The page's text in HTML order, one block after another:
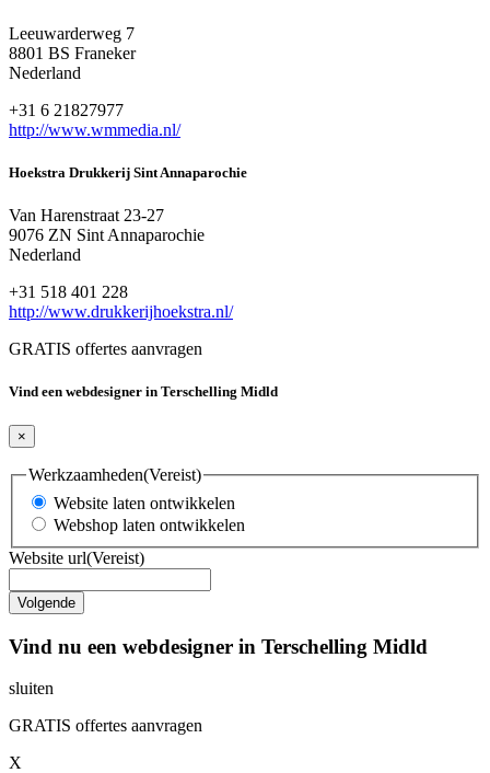
Leeuwarderweg 7
8801 BS Franeker
Nederland
+31 6 21827977
http://www.wmmedia.nl/
Hoekstra Drukkerij Sint Annaparochie
Van Harenstraat 23-27
9076 ZN Sint Annaparochie
Nederland
+31 518 401 228
http://www.drukkerijhoekstra.nl/
GRATIS offertes aanvragen
Vind een webdesigner in Terschelling Midld
×
Werkzaamheden(Vereist)
Website laten ontwikkelen
Webshop laten ontwikkelen
Website url(Vereist)
Vind nu een webdesigner in Terschelling Midld
sluiten
GRATIS offertes aanvragen
X